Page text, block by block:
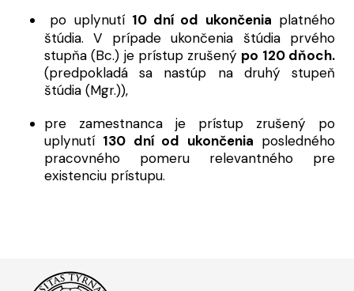
po uplynutí 10 dní od ukončenia platného
štúdia. V prípade ukončenia štúdia prvého
stupňa (Bc.) je prístup zrušený po 120 dňoch.
(predpokladá sa nastúp na druhý stupeň
štúdia (Mgr.)),
pre zamestnanca je prístup zrušený po
uplynutí 130 dní od ukončenia posledného
pracovného pomeru relevantného pre
existenciu prístupu.